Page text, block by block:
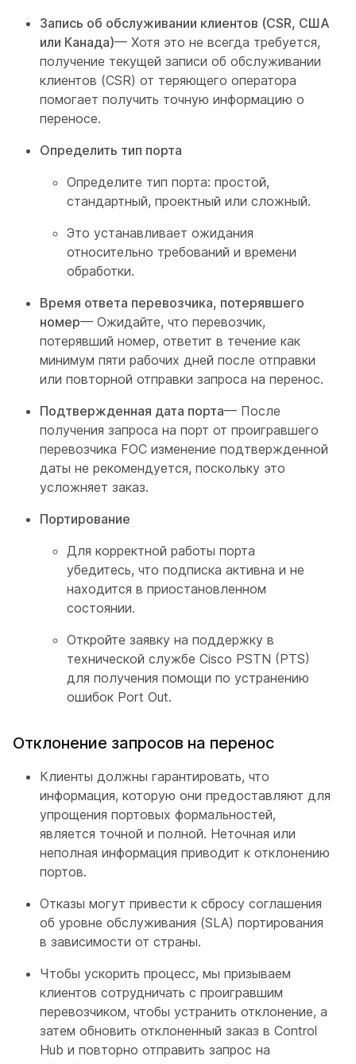
Запись об обслуживании клиентов (CSR, США
или Канада)— Хотя это не всегда требуется,
получение текущей записи об обслуживании
клиентов (CSR) от теряющего оператора
помогает получить точную информацию о
переносе.
Определить тип порта
Определите тип порта: простой,
стандартный, проектный или сложный.
Это устанавливает ожидания
относительно требований и времени
обработки.
Время ответа перевозчика, потерявшего
номер— Ожидайте, что перевозчик,
потерявший номер, ответит в течение как
минимум пяти рабочих дней после отправки
или повторной отправки запроса на перенос.
Подтвержденная дата порта— После
получения запроса на порт от проигравшего
перевозчика FOC изменение подтвержденной
даты не рекомендуется, поскольку это
усложняет заказ.
Портирование
Для корректной работы порта
убедитесь, что подписка активна и не
находится в приостановленном
состоянии.
Откройте заявку на поддержку в
технической службе Cisco PSTN (PTS)
для получения помощи по устранению
ошибок Port Out.
Отклонение запросов на перенос
Клиенты должны гарантировать, что
информация, которую они предоставляют для
упрощения портовых формальностей,
является точной и полной. Неточная или
неполная информация приводит к отклонению
портов.
Отказы могут привести к сбросу соглашения
об уровне обслуживания (SLA) портирования
в зависимости от страны.
Чтобы ускорить процесс, мы призываем
клиентов сотрудничать с проигравшим
перевозчиком, чтобы устранить отклонение, а
затем обновить отклоненный заказ в Control
Hub и повторно отправить запрос на